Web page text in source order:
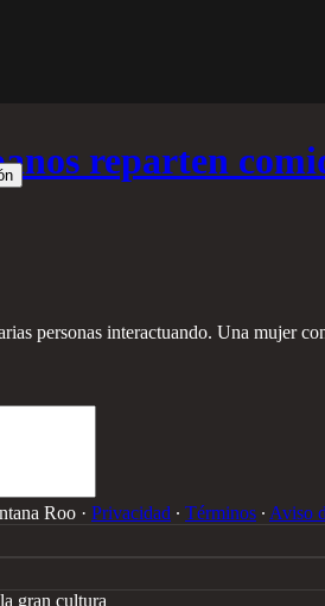
reparten
personas interactuando. Una mujer
Roo · Privacidad ∙ Términos ∙ Aviso
gran cultura